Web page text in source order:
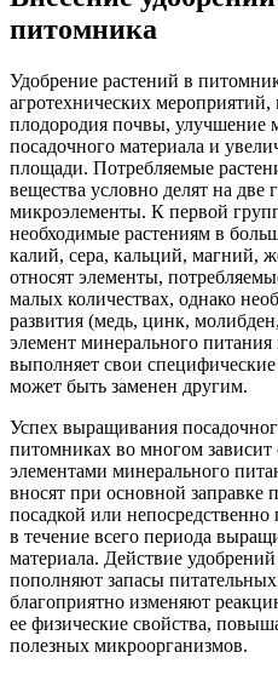
питомника
Удобрение растений в
агротехнических
плодородия почвы, улучшение
посадочного материала и
площади. Потребляемые
вещества условно делят на
микроэлементы. К первой
необходимые растениям в
калий, сера, кальций, магний,
относят элементы,
малых количествах, однако
развития (медь, цинк,
элемент минерального
выполняет свои
может быть заменен другим.
Успех выращивания
питомниках во многом зависит
элементами минерального
вносят при основной заправке
посадкой или
в течение всего периода
материала. Действие
пополняют запасы
благоприятно изменяют
ее физические свойства,
полезных микроорганизмов.